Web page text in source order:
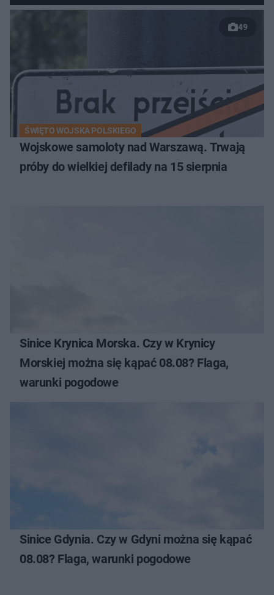
49
ŚWIĘTO WOJSKA POLSKIEGO
Wojskowe samoloty nad Warszawą. Trwają
próby do wielkiej defilady na 15 sierpnia
Sinice Krynica Morska. Czy w Krynicy
Morskiej można się kąpać 08.08? Flaga,
warunki pogodowe
Sinice Gdynia. Czy w Gdyni można się kąpać
08.08? Flaga, warunki pogodowe